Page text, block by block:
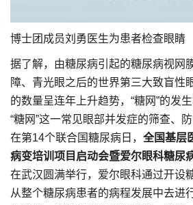
博士团成员刘勇医生为患者检查眼睛
据了解，由糖尿病引起的糖尿病视网
障、青光眼之后的世界第三大致盲性
的数量呈连年上升趋势，“糖网”的发
“糖网”这一常见眼部并发症的筛查、
在第14个联合国糖尿病日， 全国基层
病变培训项目启动会暨爱尔眼科糖尿
在武汉圆满举行，爱尔眼科通过开设
从整个糖尿病患者的病程发展中去进